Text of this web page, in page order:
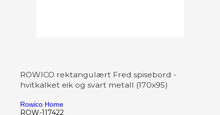
ROWICO rektangulært Fred spisebord -
hvitkalket eik og svart metall (170x95)
Rowico Home
ROW-117422